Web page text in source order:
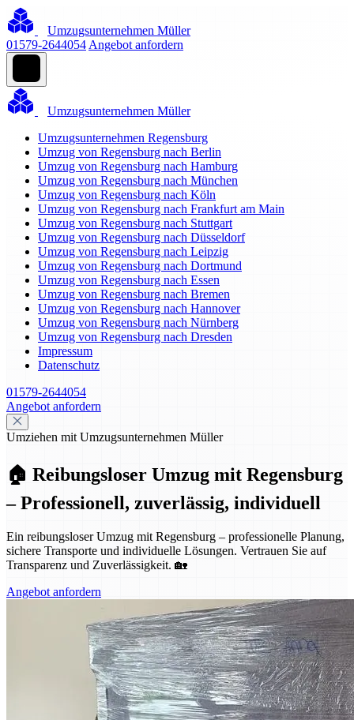
Umzugsunternehmen Müller
01579-2644054 Angebot anfordern
Umzugsunternehmen Müller
Umzugsunternehmen Regensburg
Umzug von Regensburg nach Berlin
Umzug von Regensburg nach Hamburg
Umzug von Regensburg nach München
Umzug von Regensburg nach Köln
Umzug von Regensburg nach Frankfurt am Main
Umzug von Regensburg nach Stuttgart
Umzug von Regensburg nach Düsseldorf
Umzug von Regensburg nach Leipzig
Umzug von Regensburg nach Dortmund
Umzug von Regensburg nach Essen
Umzug von Regensburg nach Bremen
Umzug von Regensburg nach Hannover
Umzug von Regensburg nach Nürnberg
Umzug von Regensburg nach Dresden
Impressum
Datenschutz
01579-2644054
Angebot anfordern
Umziehen mit Umzugsunternehmen Müller
🏠 Reibungsloser Umzug mit Regensburg
– Professionell, zuverlässig, individuell
Ein reibungsloser Umzug mit Regensburg – professionelle Planung,
sichere Transporte und individuelle Lösungen. Vertrauen Sie auf
Transparenz und Zuverlässigkeit. 🏡
Angebot anfordern